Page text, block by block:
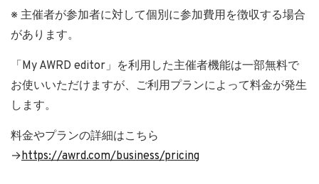
※ 主催者が参加者に対して個別に参加費用を徴収する場合
があります。
「My AWRD editor」を利用した主催者機能は一部無料で
お使いいただけますが、ご利用プランによって料金が発生
します。
料金やプランの詳細はこちら
→https://awrd.com/business/pricing